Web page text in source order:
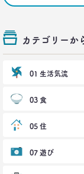
2019.02.27
｢無趣味
それで
三矢正浩
カテゴリーか
01 生活気流
03 食
05 住
07 遊び